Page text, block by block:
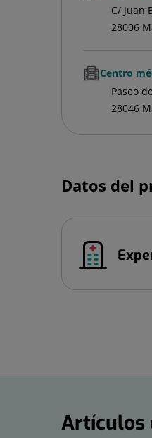
C/ Juan
28006
Centro
Paseo
28046
Datos del
Artículos